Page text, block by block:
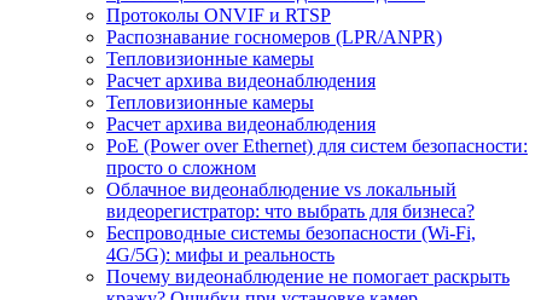
Протоколы ONVIF и RTSP
Распознавание госномеров (LPR/ANPR)
Тепловизионные камеры
Расчет архива видеонаблюдения
Тепловизионные камеры
Расчет архива видеонаблюдения
PoE (Power over Ethernet) для систем безопасности:
просто о сложном
Облачное видеонаблюдение vs локальный
видеорегистратор: что выбрать для бизнеса?
Беспроводные системы безопасности (Wi-Fi,
4G/5G): мифы и реальность
Почему видеонаблюдение не помогает раскрыть